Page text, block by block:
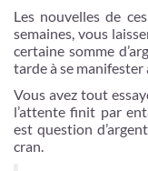
Les nouvelles de
semaines, vous
certaine somme
tarde à se manifester
Vous avez tout
l’attente finit par
est question
cran.